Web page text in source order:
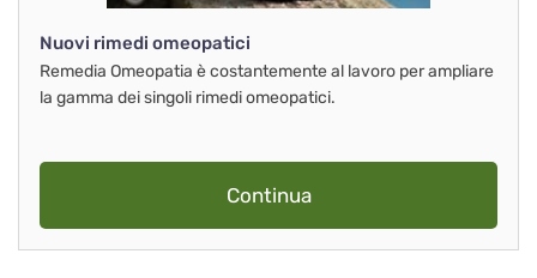
Nuovi rimedi omeopatici
Remedia Omeopatia è costantemente al lavoro per ampliare
la gamma dei singoli rimedi omeopatici.
Continua